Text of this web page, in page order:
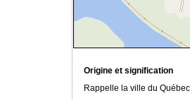
Origine et signification
Rappelle la ville du